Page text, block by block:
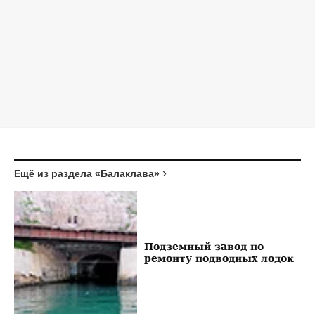
Ещё из раздела «Балаклава»
Подземный завод по
ремонту подводных лодок